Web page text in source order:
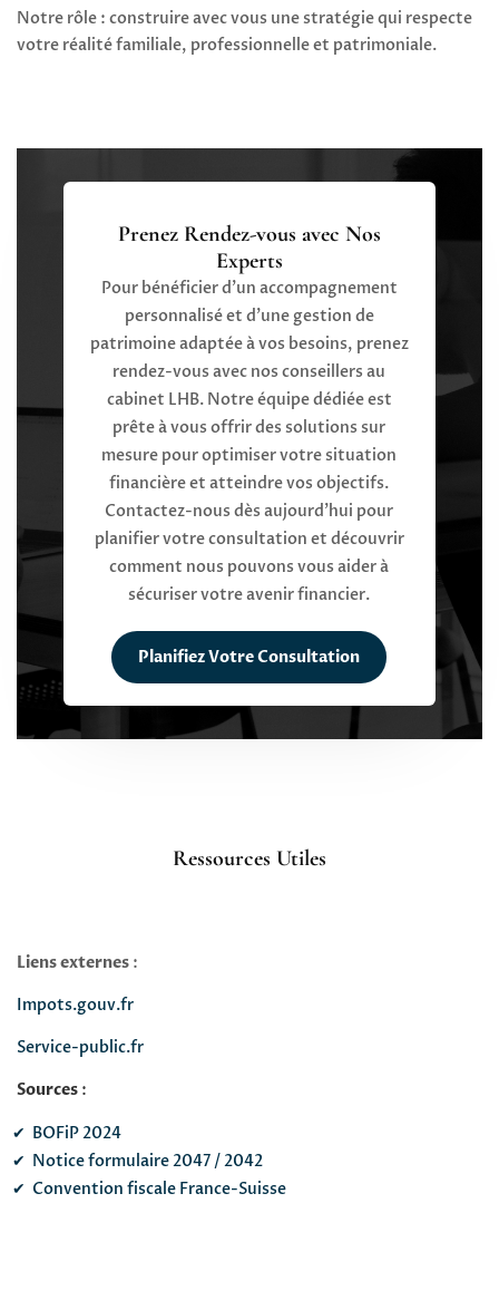
Notre rôle : construire avec vous une stratégie qui respecte
votre réalité familiale, professionnelle et patrimoniale.
Prenez Rendez-vous avec Nos
Experts
Pour bénéficier d’un accompagnement
personnalisé et d’une gestion de
patrimoine adaptée à vos besoins, prenez
rendez-vous avec nos conseillers au
cabinet LHB. Notre équipe dédiée est
prête à vous offrir des solutions sur
mesure pour optimiser votre situation
financière et atteindre vos objectifs.
Contactez-nous dès aujourd’hui pour
planifier votre consultation et découvrir
comment nous pouvons vous aider à
sécuriser votre avenir financier.
Planifiez Votre Consultation
Ressources Utiles
Liens externes :
Impots.gouv.fr
Service-public.fr
Sources :
BOFiP 2024
Notice formulaire 2047 / 2042
Convention fiscale France-Suisse